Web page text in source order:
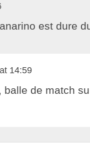
est dure
14:59
balle de match